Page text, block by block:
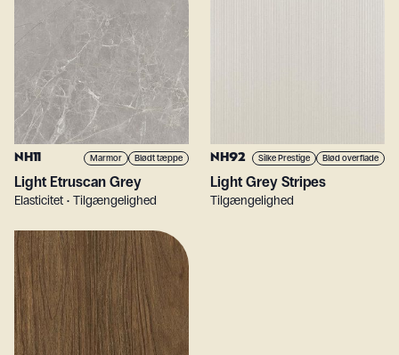
NH11 Marmor Blødt tæppe
Light Etruscan Grey
Elasticitet • Tilgængelighed
NH92 Silke Prestige Blød overflade
Light Grey Stripes
Tilgængelighed